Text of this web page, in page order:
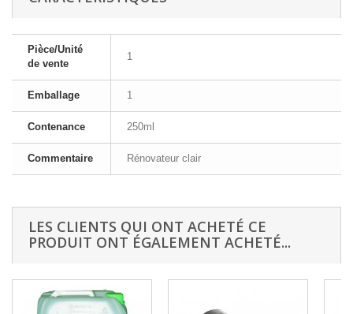
Pièce/Unité
de vente
1
Emballage 1
Contenance 250ml
Commentaire Rénovateur clair
LES CLIENTS QUI ONT ACHETÉ CE
PRODUIT ONT ÉGALEMENT ACHETÉ...